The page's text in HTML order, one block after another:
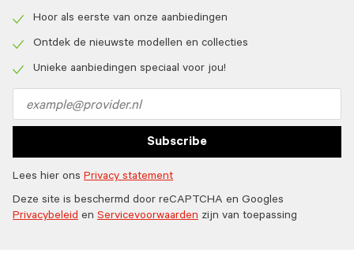
icon
Hoor als eerste van onze aanbiedingen
icon
Ontdek de nieuwste modellen en collecties
Unieke aanbiedingen speciaal voor jou!
address
Subscribe
Lees hier ons Privacy statement
Deze site is beschermd door reCAPTCHA en Googles
Privacybeleid en Servicevoorwaarden zijn van toepassing